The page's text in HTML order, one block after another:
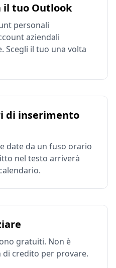
il tuo Outlook
personali
aziendali
Scegli il tuo una volta
di inserimento
date da un fuso orario
nel testo arriverà
gratuiti. Non è
di credito per provare.